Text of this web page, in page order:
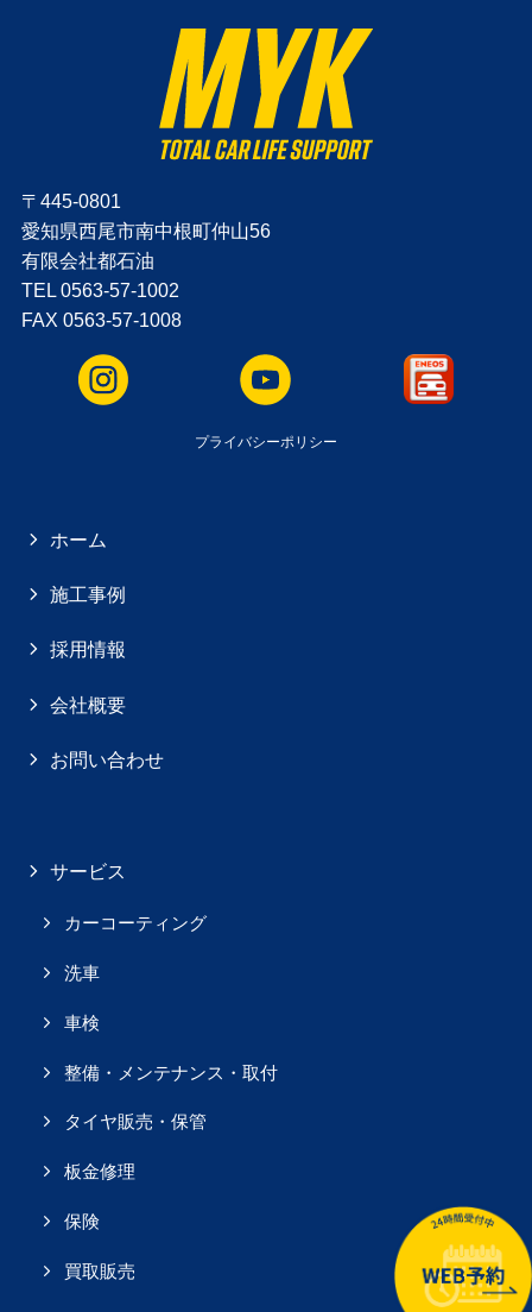
〒445-0801
愛知県西尾市南中根町仲山56
有限会社都石油
TEL 0563-57-1002
FAX 0563-57-1008
プライバシーポリシー
ホーム
施工事例
採用情報
会社概要
お問い合わせ
サービス
カーコーティング
洗車
車検
整備・メンテナンス・取付
タイヤ販売・保管
板金修理
保険
買取販売